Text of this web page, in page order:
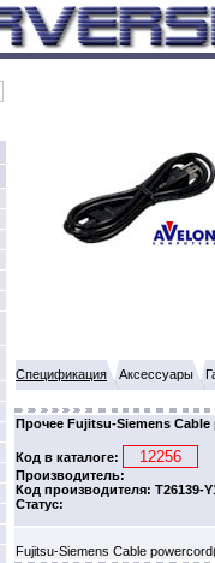
Спецификация Аксессуары
Прочее Fujitsu-Siemens Cable
Код в каталоге:
Производитель:
Код производителя: T26139-
Статус:
Fujitsu-Siemens Cable